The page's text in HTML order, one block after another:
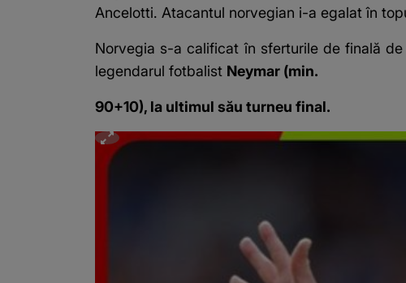
Ancelotti. Atacantul norvegian i-a egalat în
Norvegia s-a calificat în sferturile de finală de
legendarul fotbalist Neymar (min.
90+10), la ultimul său turneu final.